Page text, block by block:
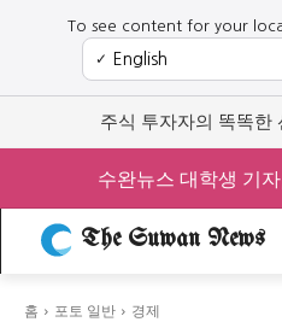
로그인하세요
주요 뉴스
정치 사회
로그인하세요
주요 뉴스
정치 사회
To see content for your
✓
주식 투자자의 똑똑한
수완뉴스 대학생 기
The Suwan News
홈 포토 일반 경제